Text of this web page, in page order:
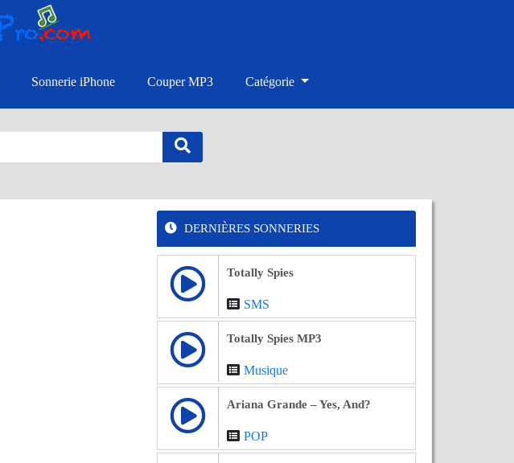
Sonnerie iPhone Couper MP3 Catégorie
DERNIÈRES SONNERIES
Totally Spies
SMS
Totally Spies MP3
Musique
Ariana Grande – Yes, And?
POP